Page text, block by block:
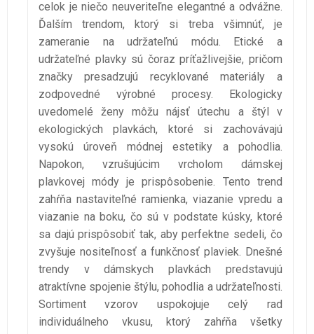
celok je niečo neuveriteľne elegantné a odvážne.
Ďalším trendom, ktorý si treba všimnúť, je
zameranie na udržateľnú módu. Etické a
udržateľné plavky sú čoraz príťažlivejšie, pričom
značky presadzujú recyklované materiály a
zodpovedné výrobné procesy. Ekologicky
uvedomelé ženy môžu nájsť útechu a štýl v
ekologických plavkách, ktoré si zachovávajú
vysokú úroveň módnej estetiky a pohodlia.
Napokon, vzrušujúcim vrcholom dámskej
plavkovej módy je prispôsobenie. Tento trend
zahŕňa nastaviteľné ramienka, viazanie vpredu a
viazanie na boku, čo sú v podstate kúsky, ktoré
sa dajú prispôsobiť tak, aby perfektne sedeli, čo
zvyšuje nositeľnosť a funkčnosť plaviek. Dnešné
trendy v dámskych plavkách predstavujú
atraktívne spojenie štýlu, pohodlia a udržateľnosti.
Sortiment vzorov uspokojuje celý rad
individuálneho vkusu, ktorý zahŕňa všetky